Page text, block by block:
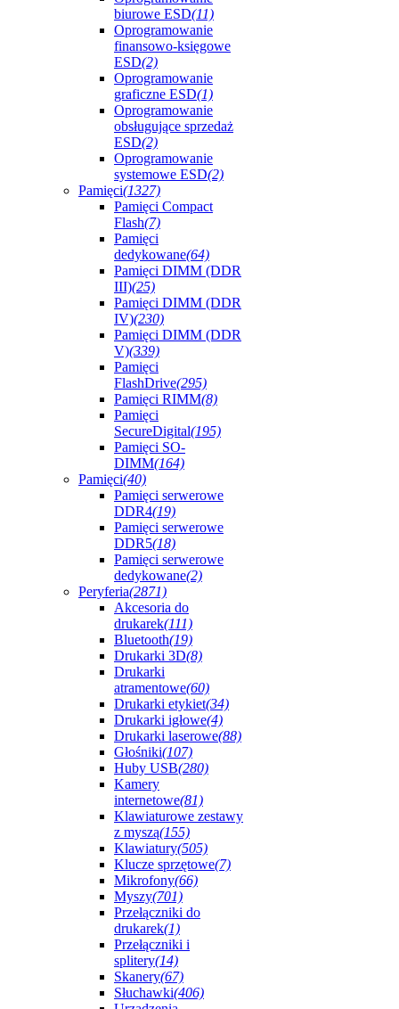
biurowe ESD(11)
Oprogramowanie
finansowo-księgowe
ESD(2)
Oprogramowanie
graficzne ESD(1)
Oprogramowanie
obsługujące sprzedaż
ESD(2)
Oprogramowanie
systemowe ESD(2)
Pamięci(1327)
Pamięci Compact
Flash(7)
Pamięci
dedykowane(64)
Pamięci DIMM (DDR
III)(25)
Pamięci DIMM (DDR
IV)(230)
Pamięci DIMM (DDR
V)(339)
Pamięci
FlashDrive(295)
Pamięci RIMM(8)
Pamięci
SecureDigital(195)
Pamięci SO-
DIMM(164)
Pamięci(40)
Pamięci serwerowe
DDR4(19)
Pamięci serwerowe
DDR5(18)
Pamięci serwerowe
dedykowane(2)
Peryferia(2871)
Akcesoria do
drukarek(111)
Bluetooth(19)
Drukarki 3D(8)
Drukarki
atramentowe(60)
Drukarki etykiet(34)
Drukarki igłowe(4)
Drukarki laserowe(88)
Głośniki(107)
Huby USB(280)
Kamery
internetowe(81)
Klawiaturowe zestawy
z myszą(155)
Klawiatury(505)
Klucze sprzętowe(7)
Mikrofony(66)
Myszy(701)
Przełączniki do
drukarek(1)
Przełączniki i
splitery(14)
Skanery(67)
Słuchawki(406)